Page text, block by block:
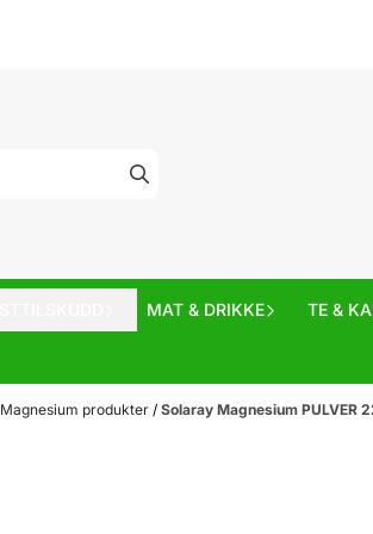
MAT & DRIKKE TE &
Magnesium produkter / Solaray Magnesium PULVER